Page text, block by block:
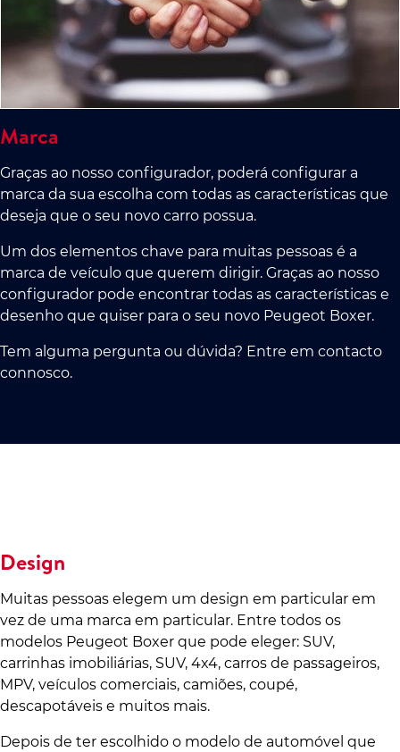
Marca
Graças ao nosso configurador, poderá configurar a
marca da sua escolha com todas as características que
deseja que o seu novo carro possua.
Um dos elementos chave para muitas pessoas é a
marca de veículo que querem dirigir. Graças ao nosso
configurador pode encontrar todas as características e
desenho que quiser para o seu novo Peugeot Boxer.
Tem alguma pergunta ou dúvida? Entre em contacto
connosco.
Design
Muitas pessoas elegem um design em particular em
vez de uma marca em particular. Entre todos os
modelos Peugeot Boxer que pode eleger: SUV,
carrinhas imobiliárias, SUV, 4x4, carros de passageiros,
MPV, veículos comerciais, camiões, coupé,
descapotáveis e muitos mais.
Depois de ter escolhido o modelo de automóvel que